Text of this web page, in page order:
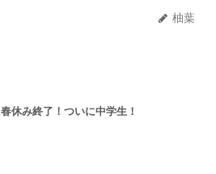
柚葉
春休み終了！ついに中学生！